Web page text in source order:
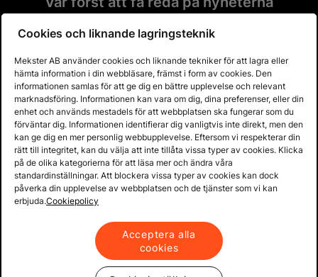
att få reda på nyheter och heta deals!
Email address
Prenumerera
Köpvillkor & info
Produkter & lösningar
Cookies och liknande lagringsteknik
Mekster AB använder cookies och liknande tekniker för att lagra eller
hämta information i din webbläsare, främst i form av cookies. Den
informationen samlas för att ge dig en bättre upplevelse och relevant
marknadsföring. Informationen kan vara om dig, dina preferenser, eller din
enhet och används mestadels för att webbplatsen ska fungerar som du
förväntar dig. Informationen identifierar dig vanligtvis inte direkt, men den
kan ge dig en mer personlig webbupplevelse. Eftersom vi respekterar din
rätt till integritet, kan du välja att inte tillåta vissa typer av cookies. Klicka
på de olika kategorierna för att läsa mer och ändra våra
standardinställningar. Att blockera vissa typer av cookies kan dock
påverka din upplevelse av webbplatsen och de tjänster som vi kan
erbjuda.Cookiepolicy
Acceptera alla
cookies